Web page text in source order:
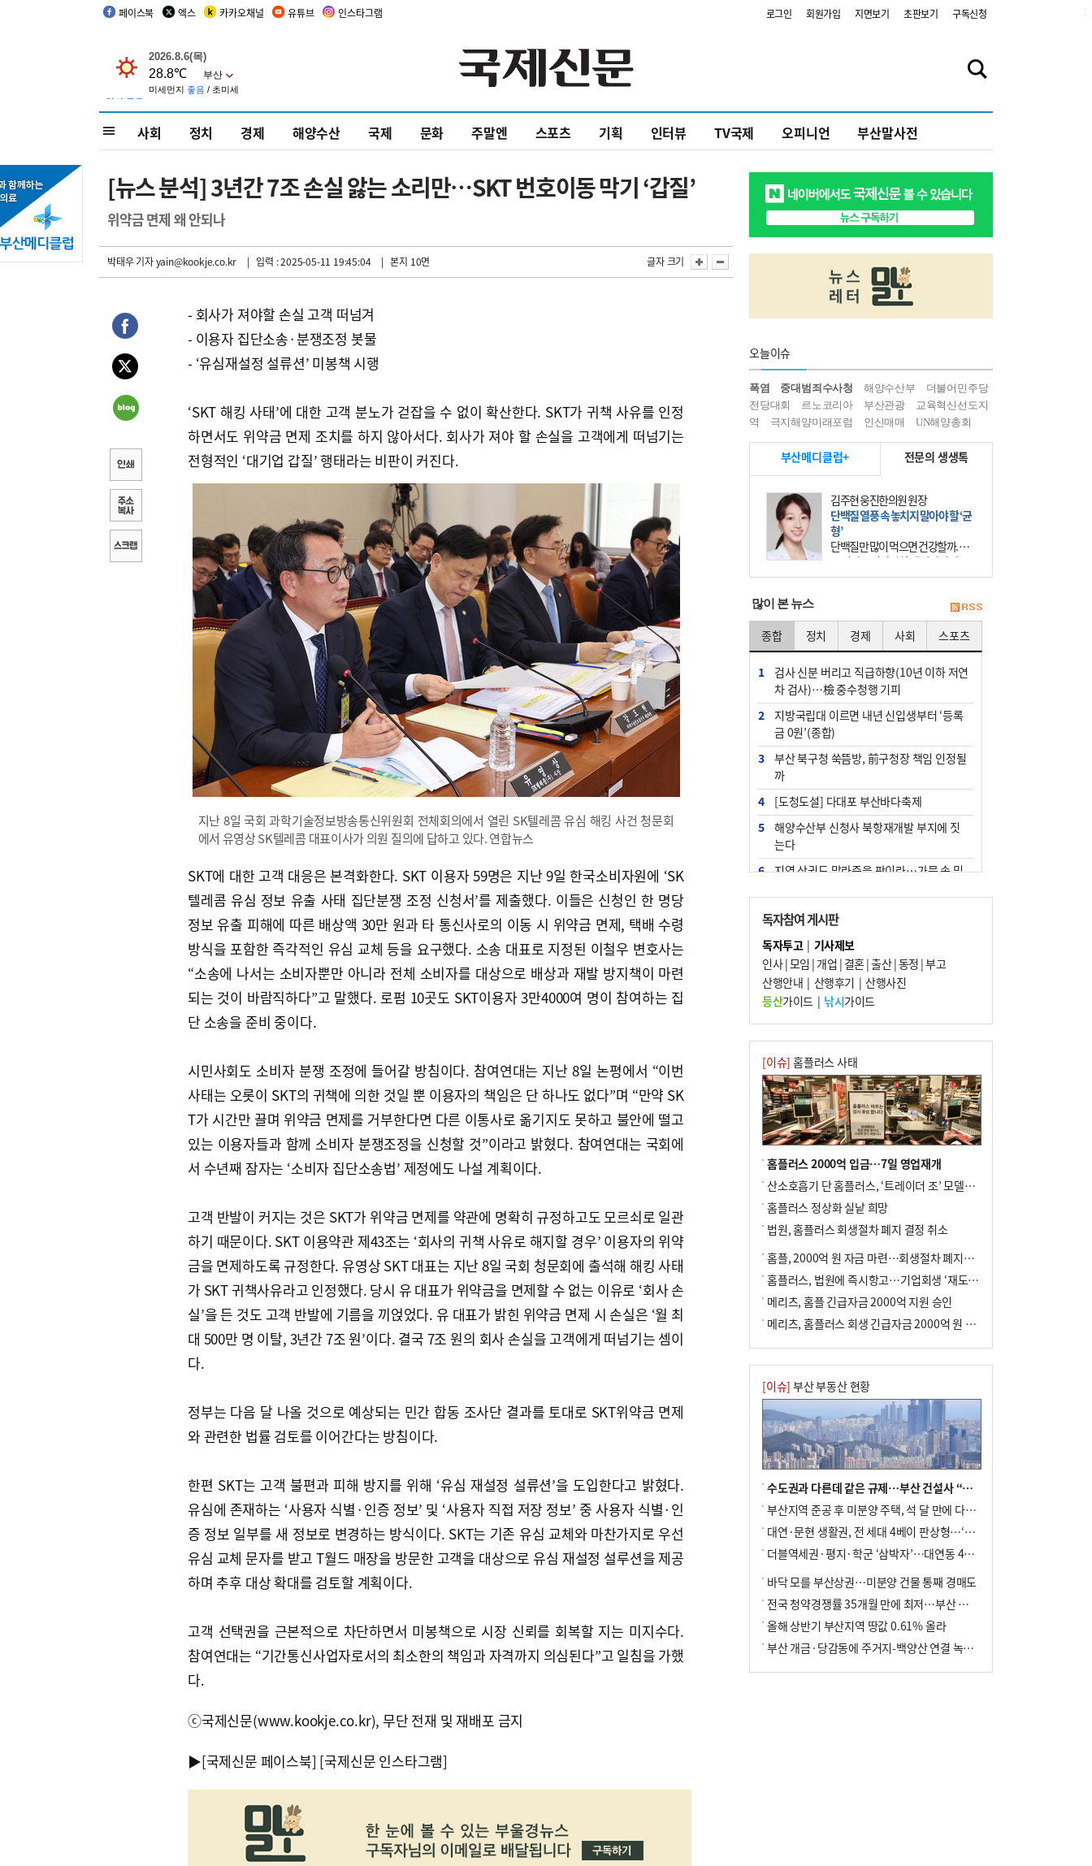
페이스북 엑스 카카오채널 유튜브 인스타그램 로그인 회원가입 지면보기 초판보기 구독신청
사회 정치 경제 해양수산 국제 문화 주말엔 스포츠 기획 인터뷰 TV국제 오피니언 부산말사전
[뉴스 분석] 3년간 7조 손실 앓는 소리만…SKT 번호이동 막기 ‘갑질’
위약금 면제 왜 안되나
박태우 기자yain@kookje.co.kr | 입력 : 2025-05-11 19:45:04 | 본지 10면 글자 크기
- 회사가 져야할 손실 고객 떠넘겨
- 이용자 집단소송·분쟁조정 봇물
- ‘유심재설정 설류션’ 미봉책 시행
‘SKT 해킹 사태’에 대한 고객 분노가 걷잡을 수 없이 확산한다. SKT가 귀책 사유를 인정
하면서도 위약금 면제 조치를 하지 않아서다. 회사가 져야 할 손실을 고객에게 떠넘기는
전형적인 ‘대기업 갑질’ 행태라는 비판이 커진다.
지난 8일 국회 과학기술정보방송통신위원회 전체회의에서 열린 SK텔레콤 유심 해킹 사건 청문회
에서 유영상 SK텔레콤 대표이사가 의원 질의에 답하고 있다. 연합뉴스
SKT에 대한 고객 대응은 본격화한다. SKT 이용자 59명은 지난 9일 한국소비자원에 ‘SK
텔레콤 유심 정보 유출 사태 집단분쟁 조정 신청서’를 제출했다. 이들은 신청인 한 명당
정보 유출 피해에 따른 배상액 30만 원과 타 통신사로의 이동 시 위약금 면제, 택배 수령
방식을 포함한 즉각적인 유심 교체 등을 요구했다. 소송 대표로 지정된 이철우 변호사는
“소송에 나서는 소비자뿐만 아니라 전체 소비자를 대상으로 배상과 재발 방지책이 마련
되는 것이 바람직하다”고 말했다. 로펌 10곳도 SKT이용자 3만4000여 명이 참여하는 집
단 소송을 준비 중이다.
시민사회도 소비자 분쟁 조정에 들어갈 방침이다. 참여연대는 지난 8일 논평에서 “이번
사태는 오롯이 SKT의 귀책에 의한 것일 뿐 이용자의 책임은 단 하나도 없다”며 “만약 SK
T가 시간만 끌며 위약금 면제를 거부한다면 다른 이통사로 옮기지도 못하고 불안에 떨고
있는 이용자들과 함께 소비자 분쟁조정을 신청할 것”이라고 밝혔다. 참여연대는 국회에
서 수년째 잠자는 ‘소비자 집단소송법’ 제정에도 나설 계획이다.
고객 반발이 커지는 것은 SKT가 위약금 면제를 약관에 명확히 규정하고도 모르쇠로 일관
하기 때문이다. SKT 이용약관 제43조는 ‘회사의 귀책 사유로 해지할 경우’ 이용자의 위약
금을 면제하도록 규정한다. 유영상 SKT 대표는 지난 8일 국회 청문회에 출석해 해킹 사태
가 SKT 귀책사유라고 인정했다. 당시 유 대표가 위약금을 면제할 수 없는 이유로 ‘회사 손
실’을 든 것도 고객 반발에 기름을 끼얹었다. 유 대표가 밝힌 위약금 면제 시 손실은 ‘월 최
대 500만 명 이탈, 3년간 7조 원’이다. 결국 7조 원의 회사 손실을 고객에게 떠넘기는 셈이
다.
정부는 다음 달 나올 것으로 예상되는 민간 합동 조사단 결과를 토대로 SKT위약금 면제
와 관련한 법률 검토를 이어간다는 방침이다.
한편 SKT는 고객 불편과 피해 방지를 위해 ‘유심 재설정 설류션’을 도입한다고 밝혔다.
유심에 존재하는 ‘사용자 식별·인증 정보’ 및 ‘사용자 직접 저장 정보’ 중 사용자 식별·인
증 정보 일부를 새 정보로 변경하는 방식이다. SKT는 기존 유심 교체와 마찬가지로 우선
유심 교체 문자를 받고 T월드 매장을 방문한 고객을 대상으로 유심 재설정 설루션을 제공
하며 추후 대상 확대를 검토할 계획이다.
고객 선택권을 근본적으로 차단하면서 미봉책으로 시장 신뢰를 회복할 지는 미지수다.
참여연대는 “기간통신사업자로서의 최소한의 책임과 자격까지 의심된다”고 일침을 가했
다.
ⓒ국제신문(www.kookje.co.kr), 무단 전재 및 재배포 금지
▶[국제신문 페이스북] [국제신문 인스타그램]
오늘이슈
폭염 중대범죄수사청 해양수산부
더불어민주당
전당대회
르노코리아 부산관광
교육혁신선도지
역
극지해양미래포럼 인신매매 UN해양총회
부산메디클럽+ 전문의 생생톡
김주현 웅진한의원 원장
단백질 열풍 속 놓치지 말아야 할 ‘균
형’
단백질만 많이 먹으면 건강할까. 요
즘 건강을 이야기할 때 빠지지 않는
키워드가 단백질이다. 헬스장을 다니
많이 본 뉴스
종합 정치 경제 사회 스포츠
1
검사 신분 버리고 직급하향(10년 이하 저연
차 검사)…檢 중수청행 기피
2
지방국립대 이르면 내년 신입생부터 ‘등록
금 0원’(종합)
3
부산 북구청 쑥뜸방, 前구청장 책임 인정될
까
4
[도청도설] 다대포 부산바다축제
5
해양수산부 신청사 북항재개발 부지에 짓
는다
6
지역 상권도 말라죽을 판이라…가뭄 속 밀
7
법원, 단차 논란 북항 복합환승센터 공사중
지 관련 현장검증
8
통영시민 추석 전 35만 원 받는다
9
부산 철강공장 50대 노동자 추락사
10 국힘 부산시당, ‘정이한 조력’ 시의원 윤리
위에…‘한동훈 지지’도 신고접수
독자참여 게시판
독자투고| 기사제보
인사|모임 | 개업 | 결혼|출산|동정 |부고
산행안내 | 산행후기 | 산행사진
등산가이드| 낚시가이드
[이슈] 홈플러스 사태
홈플러스 2000억 입금…7일 영업재개
산소호흡기 단 홈플러스, ‘트레이더 조’ 모델로 살아날까
홈플러스 정상화 실낱 희망
법원, 홈플러스 회생절차 폐지 결정 취소
홈플, 2000억 원 자금 마련…회생절차 폐지에 즉시항고(종합)
홈플러스, 법원에 즉시항고…기업회생 ‘재도전’
메리츠, 홈플 긴급자금 2000억 지원 승인
메리츠, 홈플러스 회생 긴급자금 2000억 원 지원 승인
[이슈] 부산 부동산 현황
수도권과 다른데 같은 규제…부산 건설사 “쓰러지기 직전”
부산지역 준공 후 미분양 주택, 석 달 만에 다시 3000가구 넘어서
대연·문현 생활권, 전 세대 4베이 판상형…‘더샵 트리센트’ 내달 분양
더블역세권·평지·학군 ‘삼박자’…대연동 42층 브랜드 단지
바닥 모를 부산상권…미분양 건물 통째 경매도
전국 청약경쟁률 35개월 만에 최저…부산 미분양 ‘적체’ 심화
올해 상반기 부산지역 땅값 0.61% 올라
부산 개금·당감동에 주거지-백양산 연결 녹지 조성